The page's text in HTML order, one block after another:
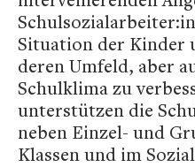
Situation der Kinder
deren Umfeld, aber
Schulklima zu
unterstützen die
neben Einzel- und
Klassen und im